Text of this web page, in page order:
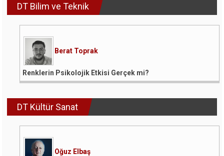
DT Bilim ve Teknik
Berat Toprak
Renklerin Psikolojik Etkisi Gerçek mi?
DT Kültür Sanat
Oğuz Elbaş